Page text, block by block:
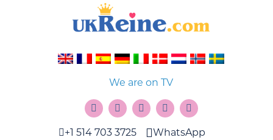
We are on TV
+1 514 703 3725
WhatsApp